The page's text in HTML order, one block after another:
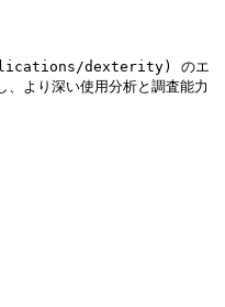
dexterity) のエ
より深い使用分析と調査能力